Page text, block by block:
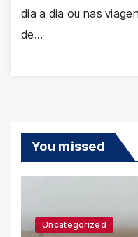
dia a dia ou nas
de…
You missed
Uncategorized